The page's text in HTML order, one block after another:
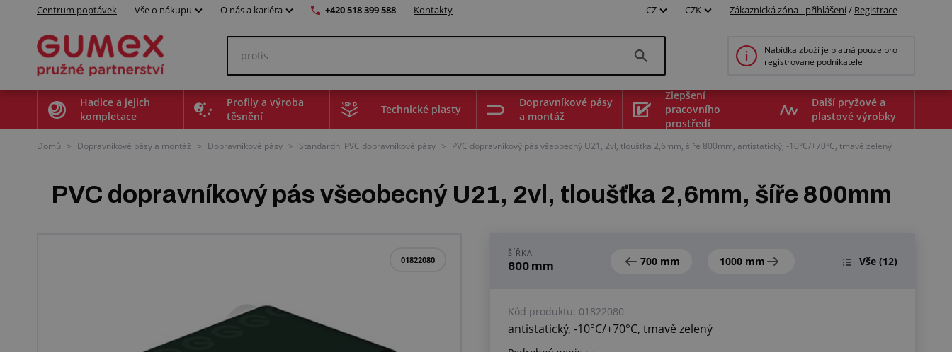
Centrum poptávek Vše o nákupu O nás a kariéra +420 518 399 588 Kontakty CZ CZK Zákaznická zóna - přihlášení/ Registrace
Nabídka zboží je platná pouze pro
registrované podnikatele
Hadice a jejich
kompletace
Profily a výroba
těsnění
Technické plasty
Dopravníkové pásy
a montáž
Zlepšení
pracovního
prostředí
Další pryžové a
plastové výrobky
Domů > Dopravníkové pásy a montáž > Dopravníkové pásy > Standardní PVC dopravníkové pásy > PVC dopravníkový pás všeobecný U21, 2vl, tloušťka 2,6mm, šíře 800mm, antistatický, -10°C/+70°C, tmavě zelený
PVC dopravníkový pás všeobecný U21, 2vl, tloušťka 2,6mm, šíře 800mm
01822080
ŠÍŘKA
800 mm 700 mm 1000 mm Vše (12)
Kód produktu: 01822080
antistatický, -10°C/+70°C, tmavě zelený